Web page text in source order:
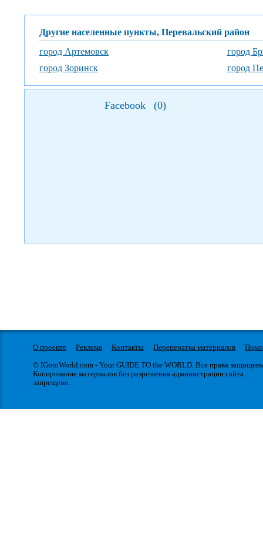
Другие населенные пункты, Перевальский район
город Артемовск
город
город Зоринск
город
Facebook (0)
О проекте Реклама Контакты Перепечатка материалов
© IGotoWorld.com - Your GUIDE TO the WORLD. Все права
Копирование материалов без разрешения администрации сайта
запрещено.